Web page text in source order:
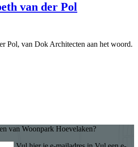
van der Pol
Pol, van Dok Architecten aan het woord.
van Woonpark Hoevelaken?